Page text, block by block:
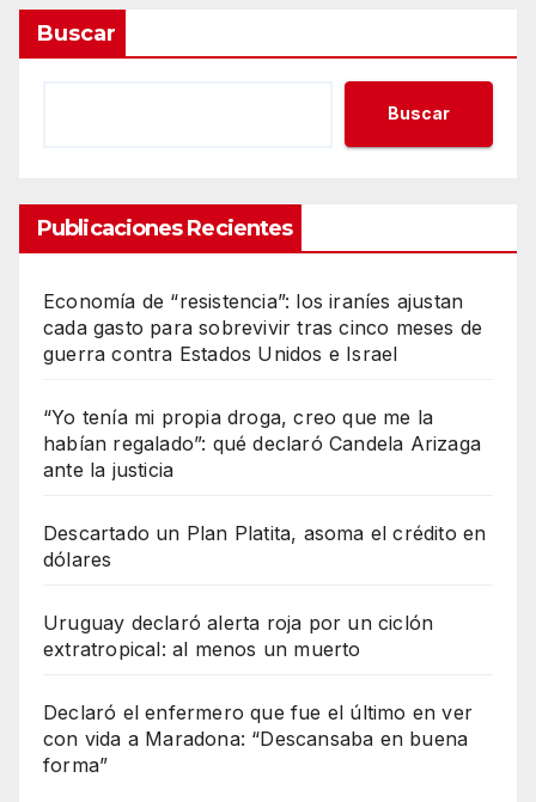
Buscar
Buscar
Publicaciones Recientes
Economía de “resistencia”: los iraníes ajustan
cada gasto para sobrevivir tras cinco meses de
guerra contra Estados Unidos e Israel
“Yo tenía mi propia droga, creo que me la
habían regalado”: qué declaró Candela Arizaga
ante la justicia
Descartado un Plan Platita, asoma el crédito en
dólares
Uruguay declaró alerta roja por un ciclón
extratropical: al menos un muerto
Declaró el enfermero que fue el último en ver
con vida a Maradona: “Descansaba en buena
forma”